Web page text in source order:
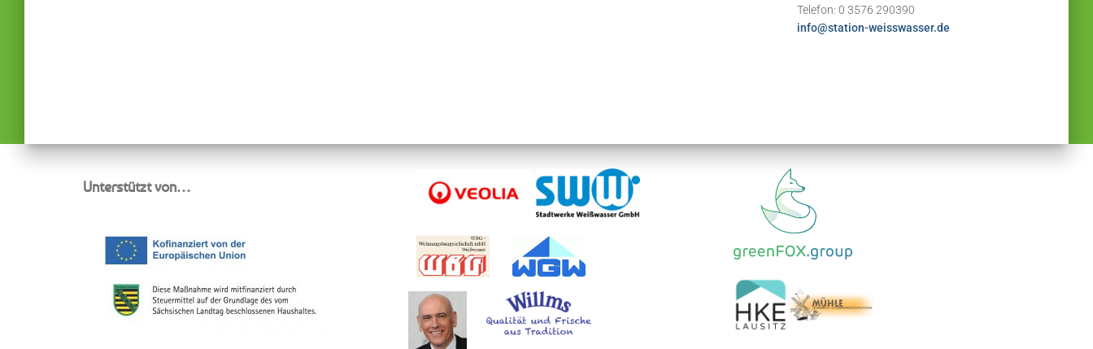
Telefon: 0 3576 290390
info@station-weisswasser.de
Unterstützt von…